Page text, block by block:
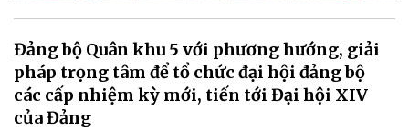
Đảng bộ Quân khu 5 với phương hướng, giải
pháp trọng tâm để tổ chức đại hội đảng bộ
các cấp nhiệm kỳ mới, tiến tới Đại hội XIV
của Đảng